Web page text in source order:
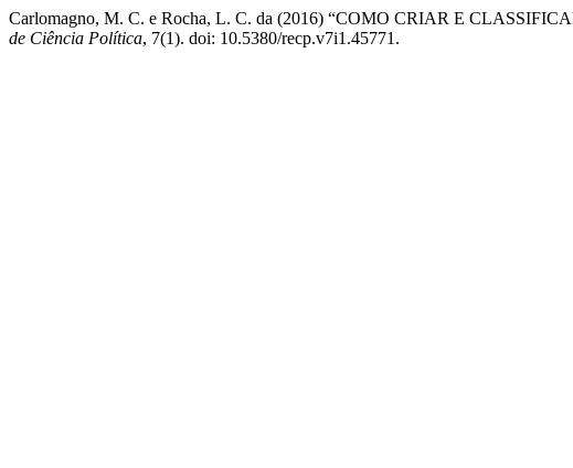
Carlomagno, M. C. e Rocha, L. C. da (2016) “COMO CRIAR E
de Ciência Política, 7(1). doi: 10.5380/recp.v7i1.45771.